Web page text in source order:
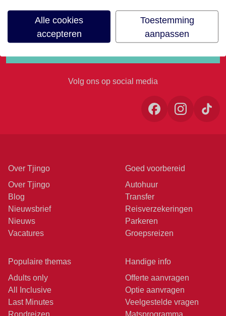
Volg ons op social media
Over Tjingo
Over Tjingo
Blog
Nieuwsbrief
Nieuws
Vacatures
Goed voorbereid
Autohuur
Transfer
Reisverzekeringen
Parkeren
Groepsreizen
Populaire themas
Adults only
All Inclusive
Last Minutes
Rondreizen
Handige info
Offerte aanvragen
Optie aanvragen
Veelgestelde vragen
Matsprogramma
Alle cookies
accepteren
Toestemming
aanpassen